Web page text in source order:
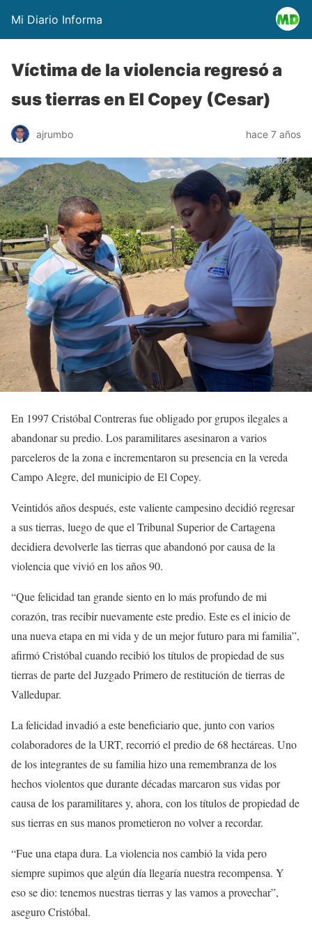
Mi Diario Informa
Víctima de la violencia regresó a
sus tierras en El Copey (Cesar)
ajrumbo hace 7 años
En 1997 Cristóbal Contreras fue obligado por grupos ilegales a
abandonar su predio. Los paramilitares asesinaron a varios
parceleros de la zona e incrementaron su presencia en la vereda
Campo Alegre, del municipio de El Copey.
Veintidós años después, este valiente campesino decidió regresar
a sus tierras, luego de que el Tribunal Superior de Cartagena
decidiera devolverle las tierras que abandonó por causa de la
violencia que vivió en los años 90.
“Que felicidad tan grande siento en lo más profundo de mi
corazón, tras recibir nuevamente este predio. Este es el inicio de
una nueva etapa en mi vida y de un mejor futuro para mi familia”,
afirmó Cristóbal cuando recibió los títulos de propiedad de sus
tierras de parte del Juzgado Primero de restitución de tierras de
Valledupar.
La felicidad invadió a este beneficiario que, junto con varios
colaboradores de la URT, recorrió el predio de 68 hectáreas. Uno
de los integrantes de su familia hizo una remembranza de los
hechos violentos que durante décadas marcaron sus vidas por
causa de los paramilitares y, ahora, con los títulos de propiedad de
sus tierras en sus manos prometieron no volver a recordar.
“Fue una etapa dura. La violencia nos cambió la vida pero
siempre supimos que algún día llegaría nuestra recompensa. Y
eso se dio: tenemos nuestras tierras y las vamos a provechar”,
aseguro Cristóbal.